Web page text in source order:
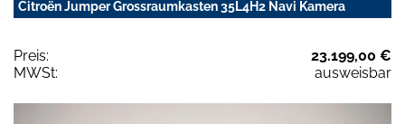
Citroën Jumper Grossraumkasten 35L4H2 Navi Kamera
Preis:
23.199,00 €
MWSt:
ausweisbar